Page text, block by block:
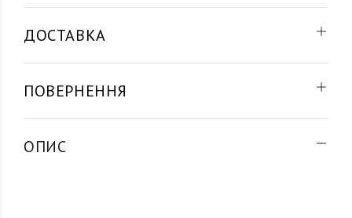
ДОСТАВКА
ПОВЕРНЕННЯ
ОПИС